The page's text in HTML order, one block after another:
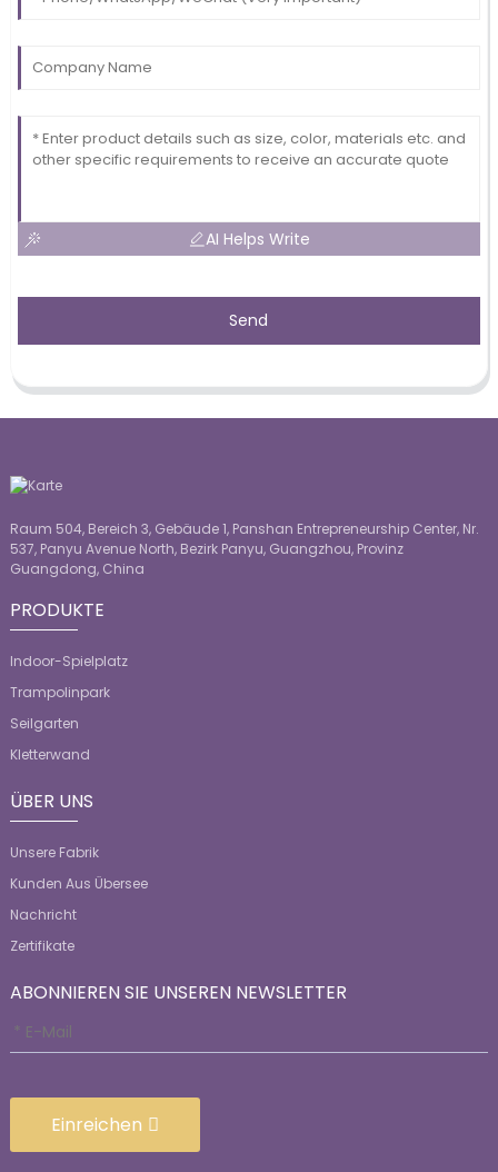
AI Helps Write
Send
Raum 504, Bereich 3, Gebäude 1, Panshan Entrepreneurship Center, Nr.
537, Panyu Avenue North, Bezirk Panyu, Guangzhou, Provinz
Guangdong, China
PRODUKTE
Indoor-Spielplatz
Trampolinpark
Seilgarten
Kletterwand
ÜBER UNS
Unsere Fabrik
Kunden Aus Übersee
Nachricht
Zertifikate
ABONNIEREN SIE UNSEREN NEWSLETTER
Einreichen